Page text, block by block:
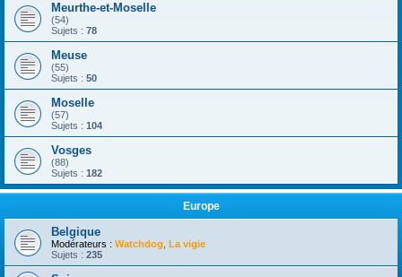
Meurthe-et-Moselle
(54)
Sujets : 78
Meuse
(55)
Sujets : 50
Moselle
(57)
Sujets : 104
Vosges
(88)
Sujets : 182
Europe
Belgique
Modérateurs : Watchdog La vigie
Sujets : 235